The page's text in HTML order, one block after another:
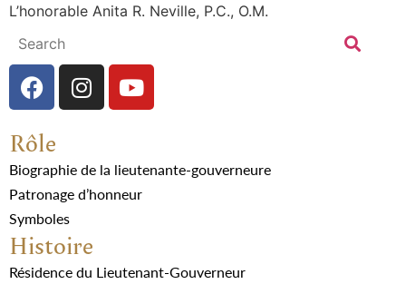
L’honorable Anita R. Neville, P.C., O.M.
Rôle
Biographie de la lieutenante-gouverneure
Patronage d’honneur
Symboles
Histoire
Résidence du Lieutenant-Gouverneur